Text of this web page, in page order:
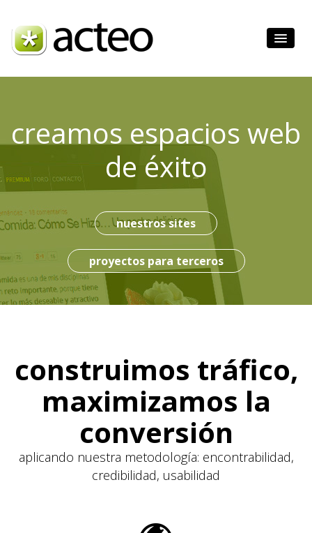
portfolio
servicios
creamos espacios web
de éxito
nuestros sites
proyectos para terceros
construimos tráfico,
maximizamos la
conversión
aplicando nuestra metodología: encontrabilidad,
credibilidad, usabilidad